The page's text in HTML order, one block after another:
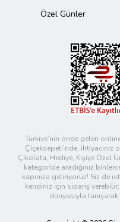
Özel Günler
Türkiye’nin önde gelen
Çiçeksepeti’nde,
Çikolata, Hediye, Kişiye Özel
kategoride aradığınız
kapınıza getiriyoruz! Siz de
kendiniz için sipariş
dünyasıyla